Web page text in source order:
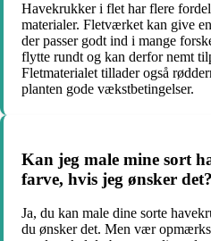
Havekrukker i flet har flere
materialer. Fletværket kan give
der passer godt ind i mange
flytte rundt og kan derfor nemt
Fletmaterialet tillader også
planten gode vækstbetingelser.
Kan jeg male mine sort
farve, hvis jeg ønsker det?
Ja, du kan male dine sorte
du ønsker det. Men vær